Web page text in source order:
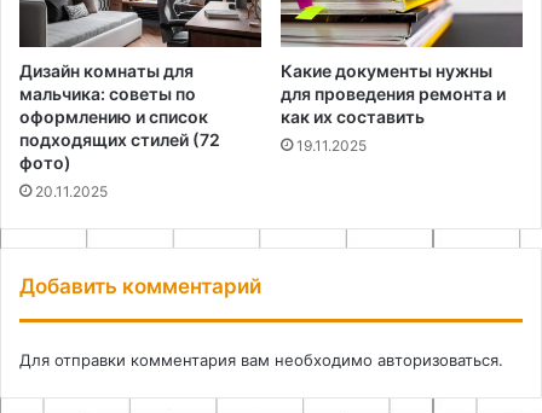
Дизайн комнаты для
мальчика: советы по
оформлению и список
подходящих стилей (72
фото)
20.11.2025
Какие документы нужны
для проведения ремонта и
как их составить
19.11.2025
Добавить комментарий
Для отправки комментария вам необходимо авторизоваться.